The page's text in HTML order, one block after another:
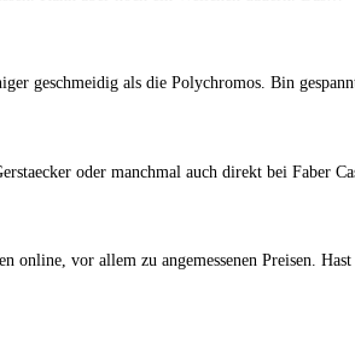
geschmeidig als die Polychromos. Bin
oder manchmal auch direkt bei Faber
online, vor allem zu angemessenen Preisen.